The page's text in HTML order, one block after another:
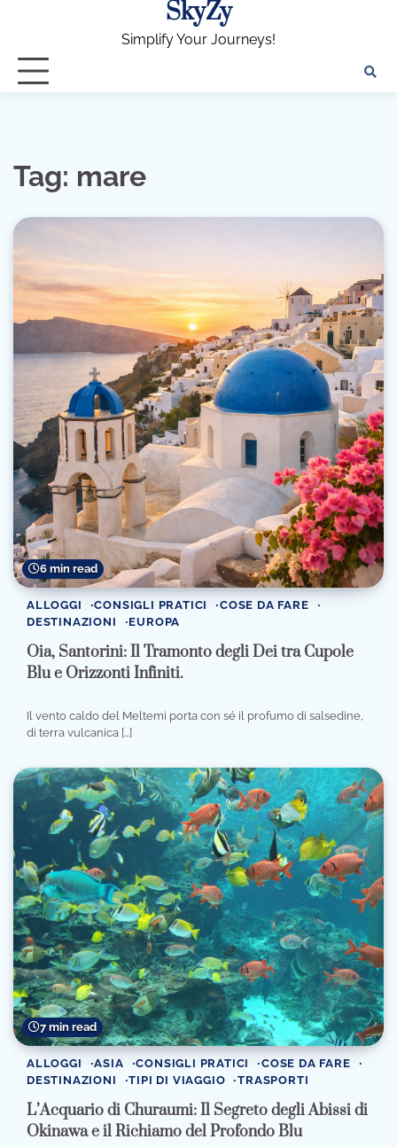
SkyZy
Simplify Your Journeys!
Tag: mare
6 min read
ALLOGGI CONSIGLI PRATICI
COSE DA FARE
DESTINAZIONI
EUROPA
Oia, Santorini: Il Tramonto degli Dei tra Cupole
Blu e Orizzonti Infiniti.
Il vento caldo del Meltemi porta con sé il profumo di salsedine,
di terra vulcanica […]
7 min read
ALLOGGI ASIA CONSIGLI PRATICI
COSE DA FARE
DESTINAZIONI
TIPI DI VIAGGIO TRASPORTI
L’Acquario di Churaumi: Il Segreto degli Abissi di
Okinawa e il Richiamo del Profondo Blu